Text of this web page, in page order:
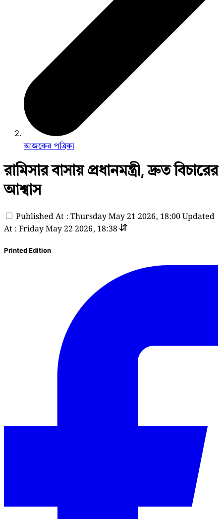
আজকের পত্রিকা
রামিসার বাসায় প্রধানমন্ত্রী, দ্রুত বিচারের
আশ্বাস
Published At : Thursday May 21 2026, 18:00Updated
At : Friday May 22 2026, 18:38
Printed Edition